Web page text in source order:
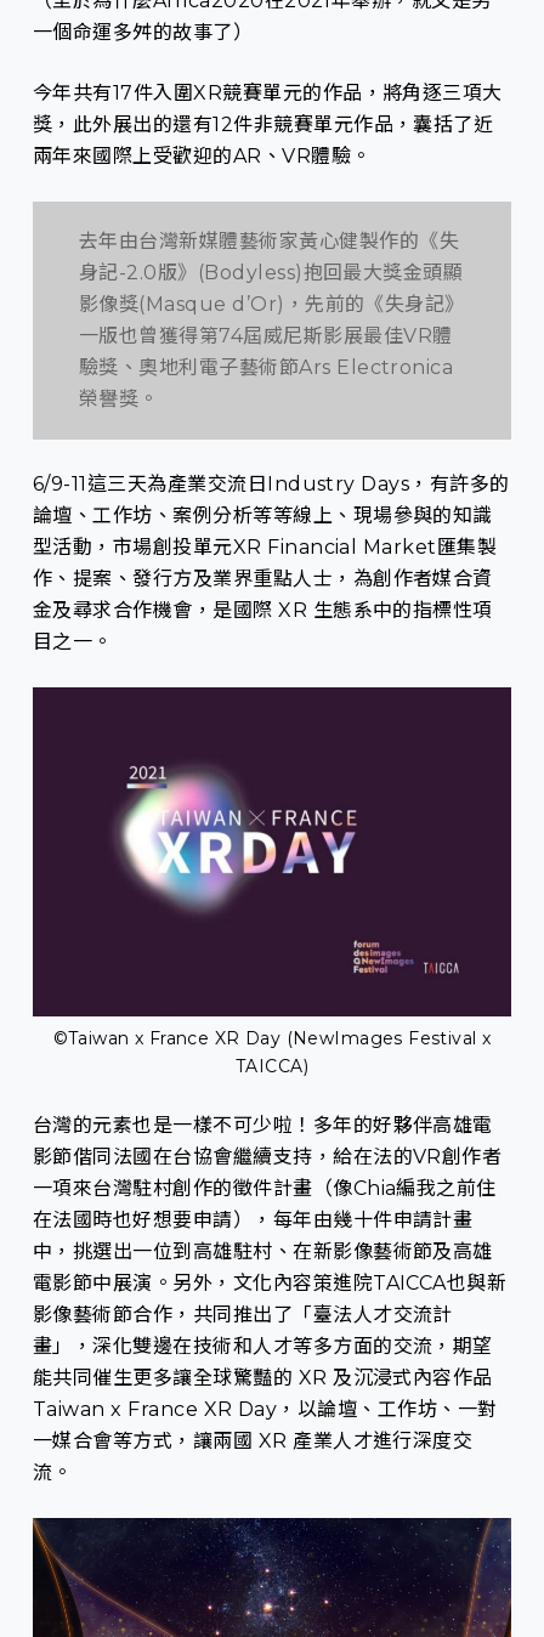
一個命運多舛的故事了）
今年共有17件入圍XR競賽單元的作品，將角逐三項大
獎，此外展出的還有12件非競賽單元作品，囊括了近
兩年來國際上受歡迎的AR、VR體驗。
去年由台灣新媒體藝術家黃心健製作的《失
身記-2.0版》(Bodyless)抱回最大獎金頭顯
影像獎(Masque d’Or)，先前的《失身記》
一版也曾獲得第74屆威尼斯影展最佳VR體
驗獎、奧地利電子藝術節Ars Electronica
榮譽獎。
6/9-11這三天為產業交流日Industry Days，有許多的
論壇、工作坊、案例分析等等線上、現場參與的知識
型活動，市場創投單元XR Financial Market匯集製
作、提案、發行方及業界重點人士，為創作者媒合資
金及尋求合作機會，是國際 XR 生態系中的指標性項
目之一。
©Taiwan x France XR Day (NewImages Festival x
TAICCA)
台灣的元素也是一樣不可少啦！多年的好夥伴高雄電
影節偕同法國在台協會繼續支持，給在法的VR創作者
一項來台灣駐村創作的徵件計畫（像Chia編我之前住
在法國時也好想要申請），每年由幾十件申請計畫
中，挑選出一位到高雄駐村、在新影像藝術節及高雄
電影節中展演。另外，文化內容策進院TAICCA也與新
影像藝術節合作，共同推出了「臺法人才交流計
畫」，深化雙邊在技術和人才等多方面的交流，期望
能共同催生更多讓全球驚豔的 XR 及沉浸式內容作品
Taiwan x France XR Day，以論壇、工作坊、一對
一媒合會等方式，讓兩國 XR 產業人才進行深度交
流。